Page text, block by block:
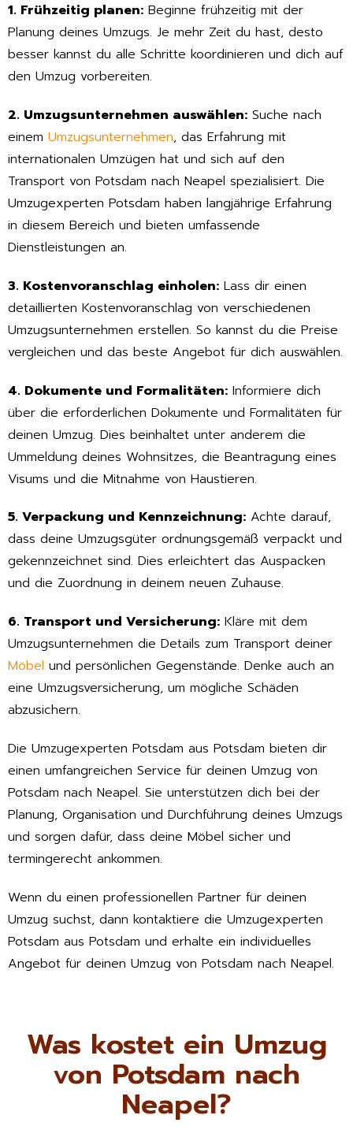
1. Frühzeitig planen: Beginne frühzeitig mit der
Planung deines Umzugs. Je mehr Zeit du hast, desto
besser kannst du alle Schritte koordinieren und dich auf
den Umzug vorbereiten.
2. Umzugsunternehmen auswählen: Suche nach
einem Umzugsunternehmen, das Erfahrung mit
internationalen Umzügen hat und sich auf den
Transport von Potsdam nach Neapel spezialisiert. Die
Umzugexperten Potsdam haben langjährige Erfahrung
in diesem Bereich und bieten umfassende
Dienstleistungen an.
3. Kostenvoranschlag einholen: Lass dir einen
detaillierten Kostenvoranschlag von verschiedenen
Umzugsunternehmen erstellen. So kannst du die Preise
vergleichen und das beste Angebot für dich auswählen.
4. Dokumente und Formalitäten: Informiere dich
über die erforderlichen Dokumente und Formalitäten für
deinen Umzug. Dies beinhaltet unter anderem die
Ummeldung deines Wohnsitzes, die Beantragung eines
Visums und die Mitnahme von Haustieren.
5. Verpackung und Kennzeichnung: Achte darauf,
dass deine Umzugsgüter ordnungsgemäß verpackt und
gekennzeichnet sind. Dies erleichtert das Auspacken
und die Zuordnung in deinem neuen Zuhause.
6. Transport und Versicherung: Kläre mit dem
Umzugsunternehmen die Details zum Transport deiner
Möbel und persönlichen Gegenstände. Denke auch an
eine Umzugsversicherung, um mögliche Schäden
abzusichern.
Die Umzugexperten Potsdam aus Potsdam bieten dir
einen umfangreichen Service für deinen Umzug von
Potsdam nach Neapel. Sie unterstützen dich bei der
Planung, Organisation und Durchführung deines Umzugs
und sorgen dafür, dass deine Möbel sicher und
termingerecht ankommen.
Wenn du einen professionellen Partner für deinen
Umzug suchst, dann kontaktiere die Umzugexperten
Potsdam aus Potsdam und erhalte ein individuelles
Angebot für deinen Umzug von Potsdam nach Neapel.
Was kostet ein Umzug
von Potsdam nach
Neapel?